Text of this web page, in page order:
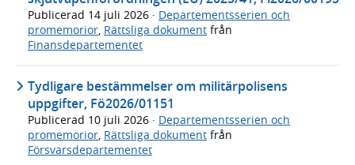
Publicerad 14 juli 2026 · Departementsserien och
promemorior, Rättsliga dokument från
Finansdepartementet
Tydligare bestämmelser om militärpolisens
uppgifter, Fö2026/01151
Publicerad 10 juli 2026 · Departementsserien och
promemorior, Rättsliga dokument från
Försvarsdepartementet